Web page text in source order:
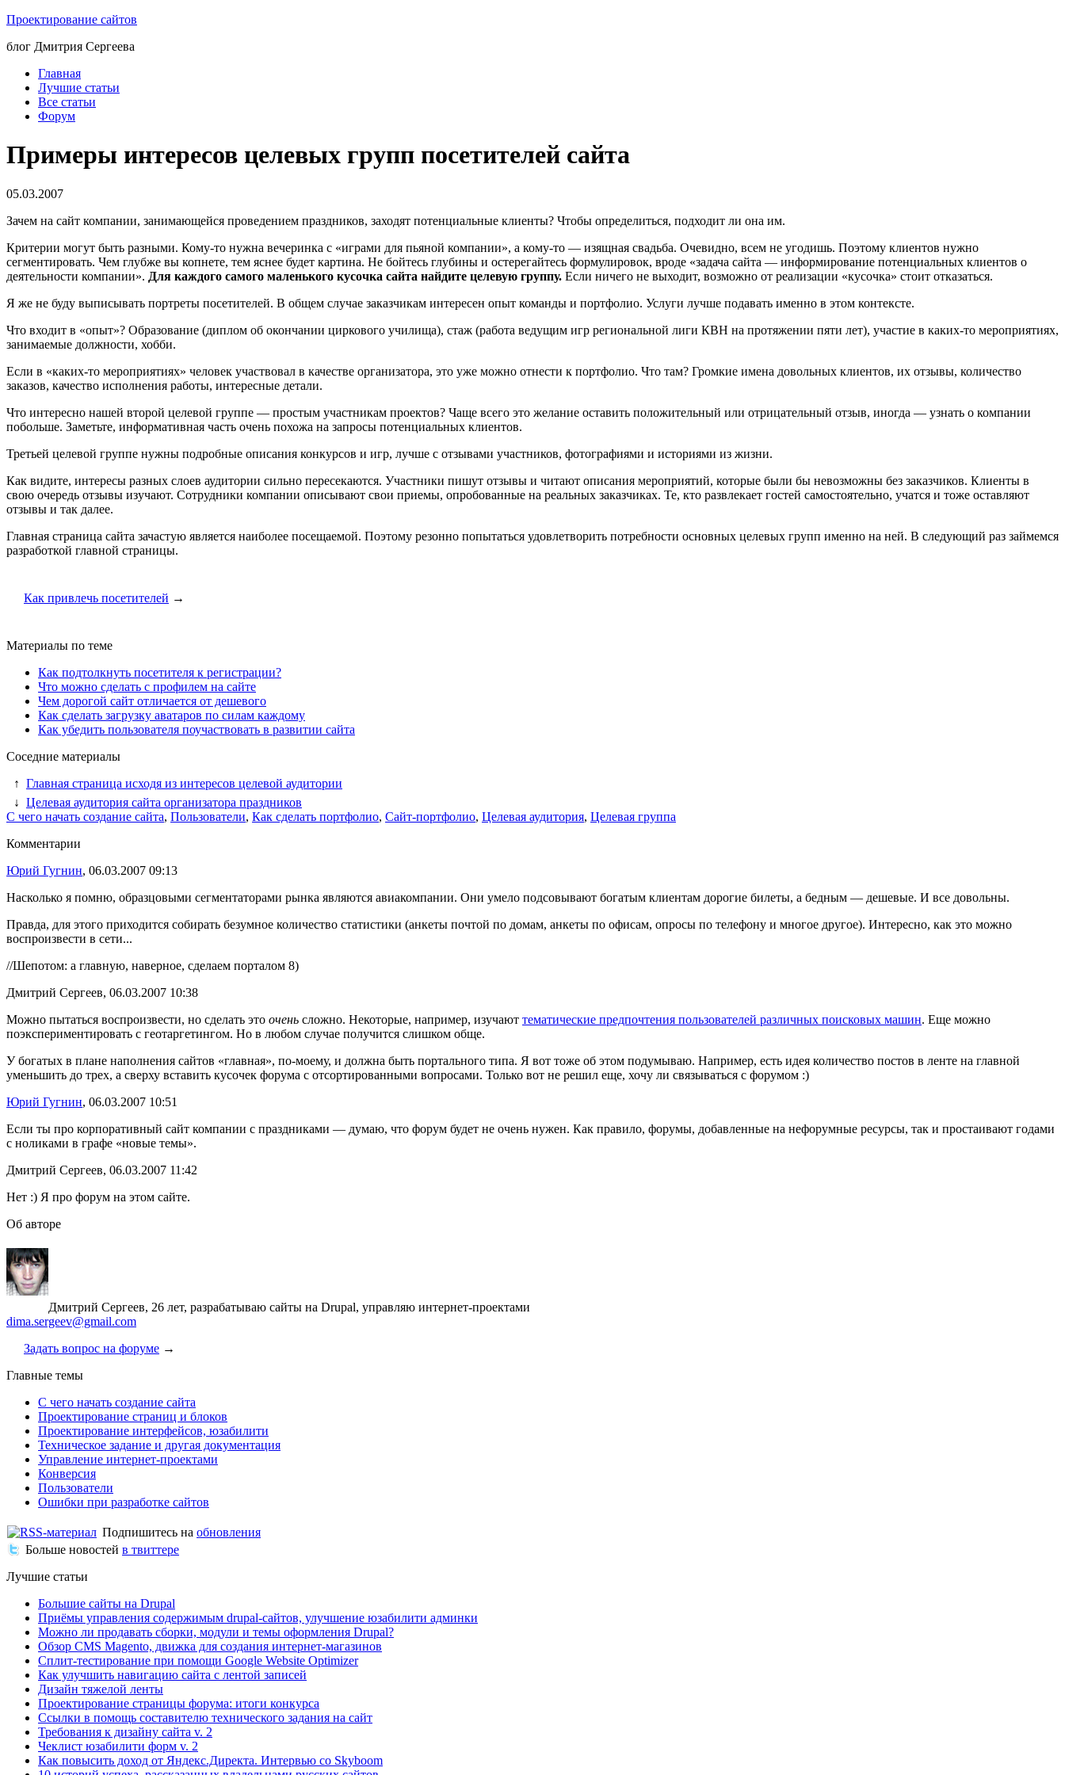
Проектирование сайтов
блог Дмитрия Сергеева
Главная
Лучшие статьи
Все статьи
Форум
Примеры интересов целевых групп посетителей сайта
05.03.2007
Зачем на сайт компании, занимающейся проведением праздников, заходят потенциальные клиенты? Чтобы определиться, подходит ли она им.
Критерии могут быть разными. Кому-то нужна вечеринка с «играми для пьяной компании», а кому-то — изящная свадьба. Очевидно, всем не угодишь. Поэтому клиентов нужно
сегментировать. Чем глубже вы копнете, тем яснее будет картина. Не бойтесь глубины и остерегайтесь формулировок, вроде «задача сайта — информирование потенциальных клиентов о
деятельности компании». Для каждого самого маленького кусочка сайта найдите целевую группу. Если ничего не выходит, возможно от реализации «кусочка» стоит отказаться.
Я же не буду выписывать портреты посетителей. В общем случае заказчикам интересен опыт команды и портфолио. Услуги лучше подавать именно в этом контексте.
Что входит в «опыт»? Образование (диплом об окончании циркового училища), стаж (работа ведущим игр региональной лиги КВН на протяжении пяти лет), участие в каких-то мероприятиях,
занимаемые должности, хобби.
Если в «каких-то мероприятиях» человек участвовал в качестве организатора, это уже можно отнести к портфолио. Что там? Громкие имена довольных клиентов, их отзывы, количество
заказов, качество исполнения работы, интересные детали.
Что интересно нашей второй целевой группе — простым участникам проектов? Чаще всего это желание оставить положительный или отрицательный отзыв, иногда — узнать о компании
побольше. Заметьте, информативная часть очень похожа на запросы потенциальных клиентов.
Третьей целевой группе нужны подробные описания конкурсов и игр, лучше с отзывами участников, фотографиями и историями из жизни.
Как видите, интересы разных слоев аудитории сильно пересекаются. Участники пишут отзывы и читают описания мероприятий, которые были бы невозможны без заказчиков. Клиенты в
свою очередь отзывы изучают. Сотрудники компании описывают свои приемы, опробованные на реальных заказчиках. Те, кто развлекает гостей самостоятельно, учатся и тоже оставляют
отзывы и так далее.
Главная страница сайта зачастую является наиболее посещаемой. Поэтому резонно попытаться удовлетворить потребности основных целевых групп именно на ней. В следующий раз займемся
разработкой главной страницы.
Как привлечь посетителей →
Материалы по теме
Как подтолкнуть посетителя к регистрации?
Что можно сделать с профилем на сайте
Чем дорогой сайт отличается от дешевого
Как сделать загрузку аватаров по силам каждому
Как убедить пользователя поучаствовать в развитии сайта
Соседние материалы
↑ Главная страница исходя из интересов целевой аудитории
↓ Целевая аудитория сайта организатора праздников
С чего начать создание сайта, Пользователи, Как сделать портфолио, Сайт-портфолио, Целевая аудитория, Целевая группа
Комментарии
Юрий Гугнин, 06.03.2007 09:13
Насколько я помню, образцовыми сегментаторами рынка являются авиакомпании. Они умело подсовывают богатым клиентам дорогие билеты, а бедным — дешевые. И все довольны.
Правда, для этого приходится собирать безумное количество статистики (анкеты почтой по домам, анкеты по офисам, опросы по телефону и многое другое). Интересно, как это можно
воспроизвести в сети...
//Шепотом: а главную, наверное, сделаем порталом 8)
Дмитрий Сергеев, 06.03.2007 10:38
Можно пытаться воспроизвести, но сделать это очень сложно. Некоторые, например, изучают тематические предпочтения пользователей различных поисковых машин. Еще можно
поэкспериментировать с геотаргетингом. Но в любом случае получится слишком обще.
У богатых в плане наполнения сайтов «главная», по-моему, и должна быть портального типа. Я вот тоже об этом подумываю. Например, есть идея количество постов в ленте на главной
уменьшить до трех, а сверху вставить кусочек форума с отсортированными вопросами. Только вот не решил еще, хочу ли связываться с форумом :)
Юрий Гугнин, 06.03.2007 10:51
Если ты про корпоративный сайт компании с праздниками — думаю, что форум будет не очень нужен. Как правило, форумы, добавленные на нефорумные ресурсы, так и простаивают годами
с ноликами в графе «новые темы».
Дмитрий Сергеев, 06.03.2007 11:42
Нет :) Я про форум на этом сайте.
Об авторе
Дмитрий Сергеев, 26 лет, разрабатываю сайты на Drupal, управляю интернет-проектами
dima.sergeev@gmail.com
Задать вопрос на форуме →
Главные темы
С чего начать создание сайта
Проектирование страниц и блоков
Проектирование интерфейсов, юзабилити
Техническое задание и другая документация
Управление интернет-проектами
Конверсия
Пользователи
Ошибки при разработке сайтов
Подпишитесь на обновления
Больше новостей в твиттере
Лучшие статьи
Большие сайты на Drupal
Приёмы управления содержимым drupal-сайтов, улучшение юзабилити админки
Можно ли продавать сборки, модули и темы оформления Drupal?
Обзор CMS Magento, движка для создания интернет-магазинов
Сплит-тестирование при помощи Google Website Optimizer
Как улучшить навигацию сайта с лентой записей
Дизайн тяжелой ленты
Проектирование страницы форума: итоги конкурса
Ссылки в помощь составителю технического задания на сайт
Требования к дизайну сайта v. 2
Чеклист юзабилити форм v. 2
Как повысить доход от Яндекс.Директа. Интервью со Skyboom